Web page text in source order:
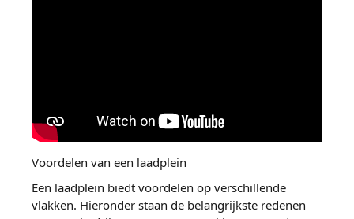
Voordelen van een laadplein
Een laadplein biedt voordelen op verschillende
vlakken. Hieronder staan de belangrijkste redenen